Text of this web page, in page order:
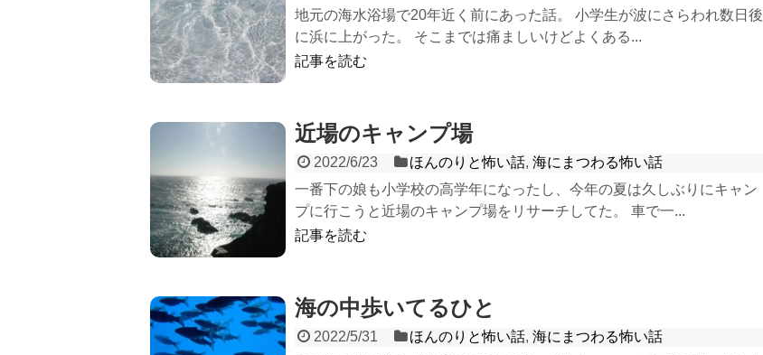
地元の海水浴場で20年近く前にあった話。 小学生が波にさらわれ数日後
に浜に上がった。 そこまでは痛ましいけどよくある...
記事を読む
近場のキャンプ場
2022/6/23 ほんのりと怖い話,海にまつわる怖い話
一番下の娘も小学校の高学年になったし、今年の夏は久しぶりにキャン
プに行こうと近場のキャンプ場をリサーチしてた。 車で一...
記事を読む
海の中歩いてるひと
2022/5/31 ほんのりと怖い話,海にまつわる怖い話